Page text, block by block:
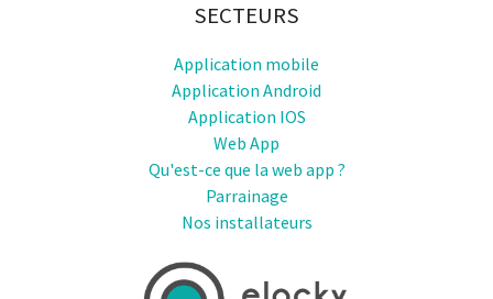
SECTEURS
Application mobile
Application Android
Application IOS
Web App
Qu'est-ce que la web app ?
Parrainage
Nos installateurs